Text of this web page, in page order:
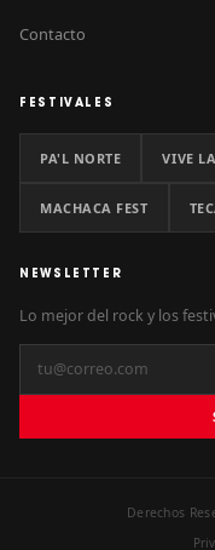
Contacto
FESTIVALES
PA'L NORTE VIVE
MACHACA FEST
NEWSLETTER
Lo mejor del rock y los
Derechos